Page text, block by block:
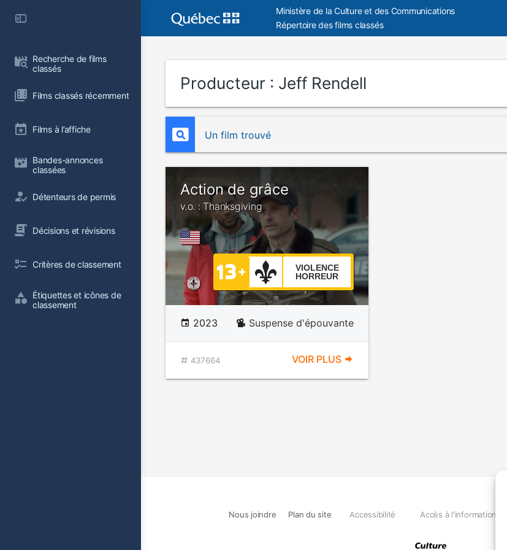
Recherche de films
classés
Films classés récemment
Films à l’affiche
Bandes-annonces
classées
Détenteurs de permis
Décisions et révisions
Critères de classement
Étiquettes et icônes de
classement
Ministère de la Culture et des Communications
Répertoire des films classés
Producteur : Jeff Rendell
Un film trouvé
Action de grâce
v.o. : Thanksgiving
VIOLENCE
HORREUR
2023 Suspense d'épouvante
437664 VOIR PLUS
Nous joindre Plan du site Accessibilité Accès à l'information